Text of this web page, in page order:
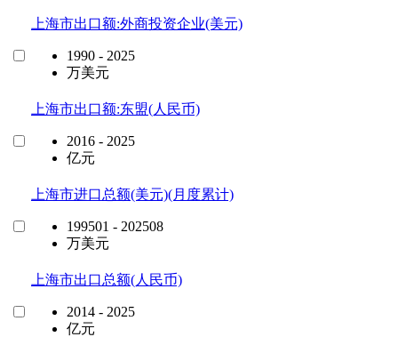
上海市出口额:外商投资企业(美元)
1990 - 2025
万美元
上海市出口额:东盟(人民币)
2016 - 2025
亿元
上海市进口总额(美元)(月度累计)
199501 - 202508
万美元
上海市出口总额(人民币)
2014 - 2025
亿元